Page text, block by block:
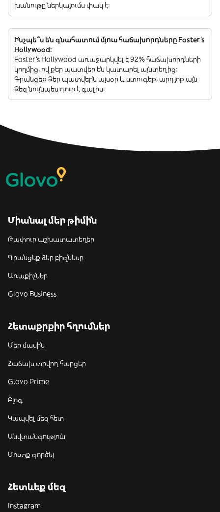
խանութը ներկայումս փակ է:
Ինչպե՞ս են գնահատում մյուս հաճախորդները Foster's
Hollywood:
Foster's Hollywood առաջարկվել է 92% հաճախորդների
կողմից, ովքեր պատվեր են կատարել այնտեղից:
Գրանցեք Ձեր պատվերն այսօր և ստուգեք, արդյոք այն
Ձեզ նույնպես դուր է գալիս:
Միանալ մեր թիմին
Թափուր աշխատատեղեր
Գրանցեք ձեր բիզնեսը
Առաքիչներ
Glovo Business
Հետաքրքիր հղումներ
Մեր մասին
Հաճախ տրվող հարցեր
Glovo Prime
Բլոգ
Կապվել մեզ հետ
Անվտանգություն
Մուտք գործել
Հետևեք մեզ
Instagram